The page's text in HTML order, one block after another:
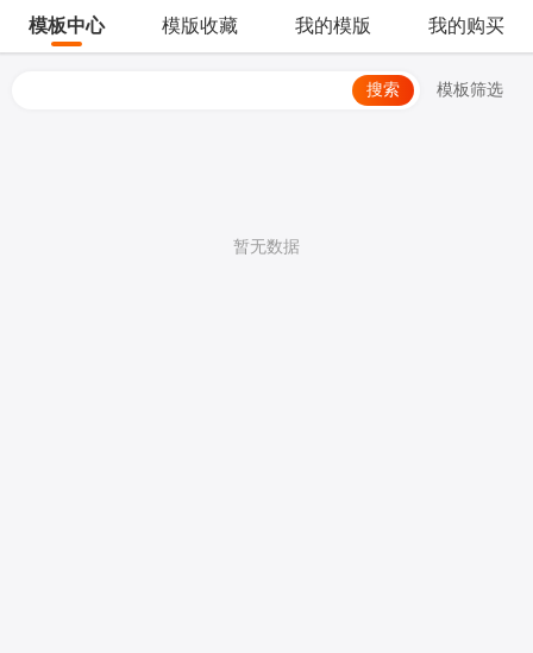
模板中心 模版收藏 我的模版 我的购买
搜索 模板筛选
暂无数据